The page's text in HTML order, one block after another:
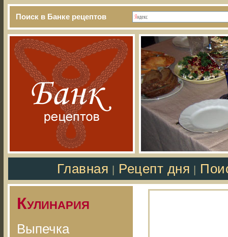
Поиск в Банке рецептов
Главная Рецепт дня
Кулинария
Выпечка